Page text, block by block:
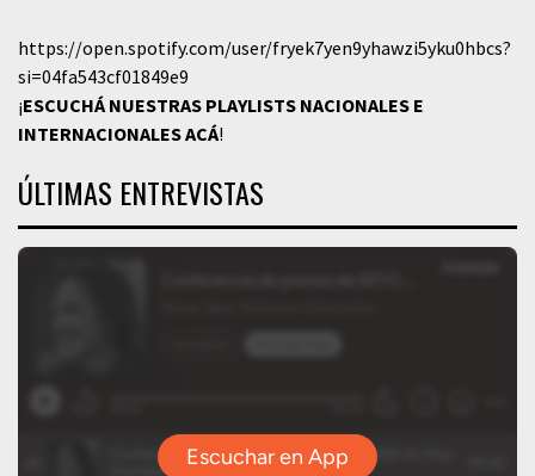
https://open.spotify.com/user/fryek7yen9yhawzi5yku0hbcs?
si=04fa543cf01849e9
¡ESCUCHÁ NUESTRAS PLAYLISTS NACIONALES E
INTERNACIONALESACÁ!
ÚLTIMAS ENTREVISTAS